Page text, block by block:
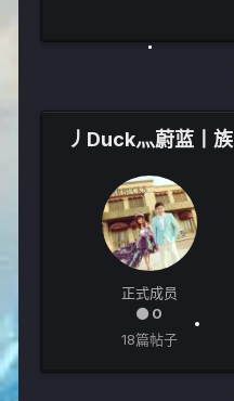
丿Duck灬蔚蓝丨族
正式成员
0
18篇帖子